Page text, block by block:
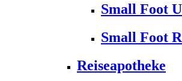
Small Foot
Small Foot
Reiseapotheke